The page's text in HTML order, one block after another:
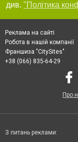
див. "Політика
Реклама на сайті
Робота в нашій компанії
Франшиза "CitySites"
+38 (066) 835-64-29
Про
З питань реклами: